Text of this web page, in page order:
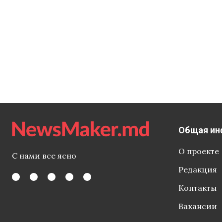
С нами все ясно
Общая
О проекте
Редакция
Контакты
Вакансии